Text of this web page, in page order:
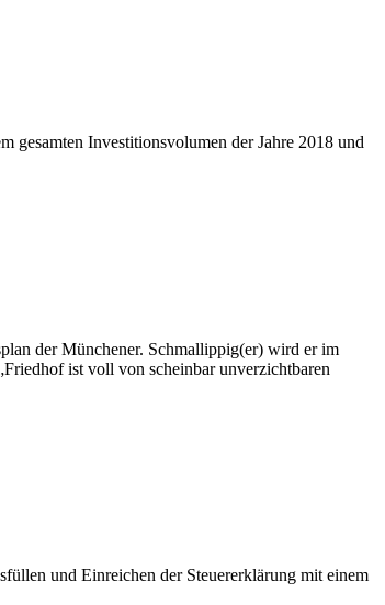
gesamten Investitionsvolumen der Jahre 2018 und
der Münchener. Schmallippig(er) wird er im
ist voll von scheinbar unverzichtbaren
und Einreichen der Steuererklärung mit einem